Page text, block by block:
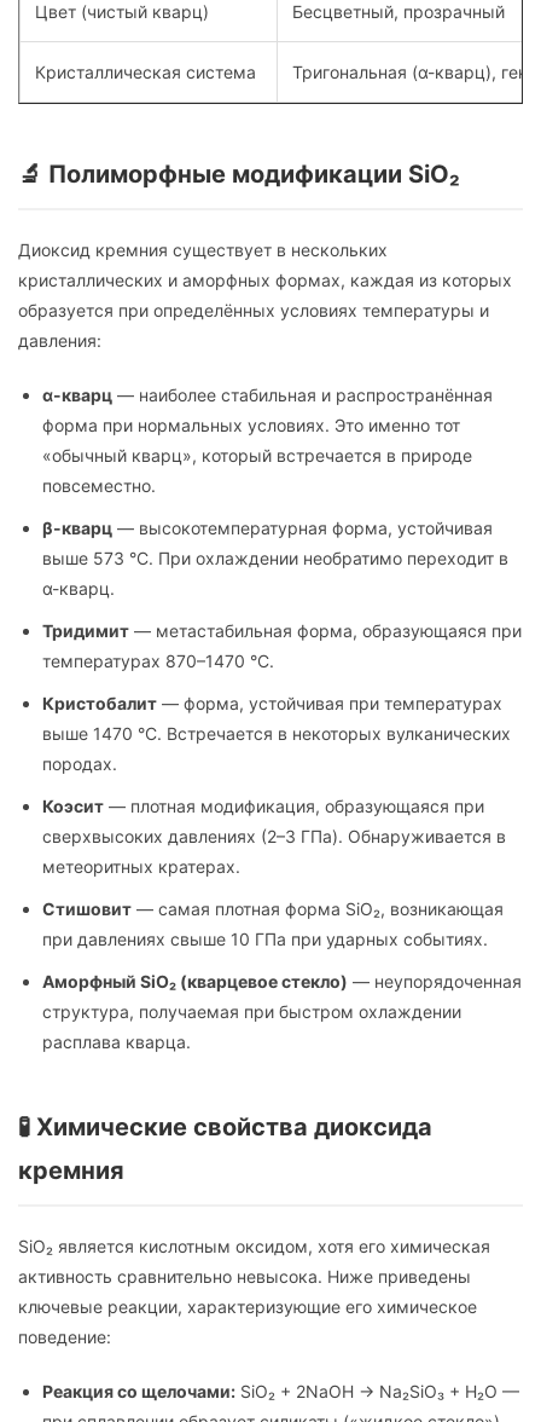
Цвет (чистый кварц) Бесцветный, прозрачный
Кристаллическая система Тригональная (α-кварц),
🔬 Полиморфные модификации SiO₂
Диоксид кремния существует в нескольких
кристаллических и аморфных формах, каждая из которых
образуется при определённых условиях температуры и
давления:
α-кварц — наиболее стабильная и распространённая
форма при нормальных условиях. Это именно тот
«обычный кварц», который встречается в природе
повсеместно.
β-кварц — высокотемпературная форма, устойчивая
выше 573 °C. При охлаждении необратимо переходит в
α-кварц.
Тридимит — метастабильная форма, образующаяся при
температурах 870–1470 °C.
Кристобалит — форма, устойчивая при температурах
выше 1470 °C. Встречается в некоторых вулканических
породах.
Коэсит — плотная модификация, образующаяся при
сверхвысоких давлениях (2–3 ГПа). Обнаруживается в
метеоритных кратерах.
Стишовит — самая плотная форма SiO₂, возникающая
при давлениях свыше 10 ГПа при ударных событиях.
Аморфный SiO₂ (кварцевое стекло) — неупорядоченная
структура, получаемая при быстром охлаждении
расплава кварца.
🧪 Химические свойства диоксида
кремния
SiO₂ является кислотным оксидом, хотя его химическая
активность сравнительно невысока. Ниже приведены
ключевые реакции, характеризующие его химическое
поведение:
Реакция со щелочами: SiO₂ + 2NaOH → Na₂SiO₃ + H₂O —